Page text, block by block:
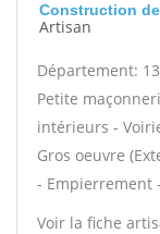
Construction
Artisan
Département: 13
Petite
intérieurs -
Gros oeuvre
- Empierrement -
Voir la fiche